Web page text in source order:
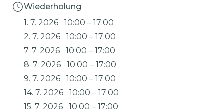
Wiederholung
1. 7. 2026
10:00 – 17:00
2. 7. 2026
10:00 – 17:00
7. 7. 2026
10:00 – 17:00
8. 7. 2026
10:00 – 17:00
9. 7. 2026
10:00 – 17:00
14. 7. 2026
10:00 – 17:00
15. 7. 2026
10:00 – 17:00